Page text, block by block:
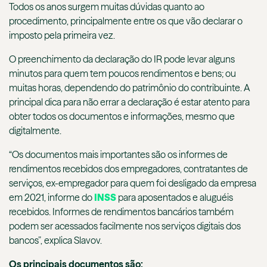
Todos os anos surgem muitas dúvidas quanto ao
procedimento, principalmente entre os que vão declarar o
imposto pela primeira vez.
O preenchimento da declaração do IR pode levar alguns
minutos para quem tem poucos rendimentos e bens; ou
muitas horas, dependendo do patrimônio do contribuinte. A
principal dica para não errar a declaração é estar atento para
obter todos os documentos e informações, mesmo que
digitalmente.
“Os documentos mais importantes são os informes de
rendimentos recebidos dos empregadores, contratantes de
serviços, ex-empregador para quem foi desligado da empresa
em 2021, informe do INSS para aposentados e aluguéis
recebidos. Informes de rendimentos bancários também
podem ser acessados facilmente nos serviços digitais dos
bancos”, explica Slavov.
Os principais documentos são: